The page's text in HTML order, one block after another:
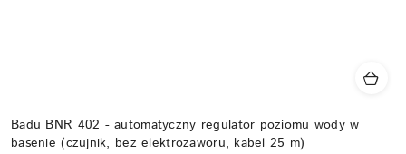
Badu BNR 402 - automatyczny regulator poziomu wody w
basenie (czujnik, bez elektrozaworu, kabel 25 m)